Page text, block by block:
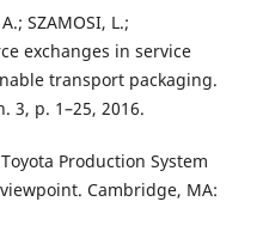
SZAMOSI, L.;
exchanges in service
transport packaging.
3, p. 1–25, 2016.
Production System
Cambridge, MA: